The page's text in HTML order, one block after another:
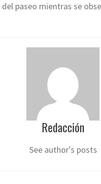
paseo mientras se
Redacción
See author's posts